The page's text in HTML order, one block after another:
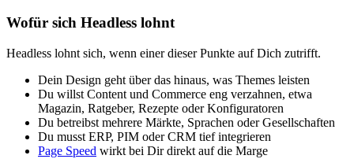
Wofür sich Headless lohnt
Headless lohnt sich, wenn einer dieser Punkte auf Dich zutrifft.
Dein Design geht über das hinaus, was Themes leisten
Du willst Content und Commerce eng verzahnen, etwa
Magazin, Ratgeber, Rezepte oder Konfiguratoren
Du betreibst mehrere Märkte, Sprachen oder Gesellschaften
Du musst ERP, PIM oder CRM tief integrieren
Page Speed wirkt bei Dir direkt auf die Marge